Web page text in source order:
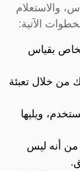
والاستعلام
الآتية:
بقياس
من خلال تعبئة
ويليها
من أنه ليس